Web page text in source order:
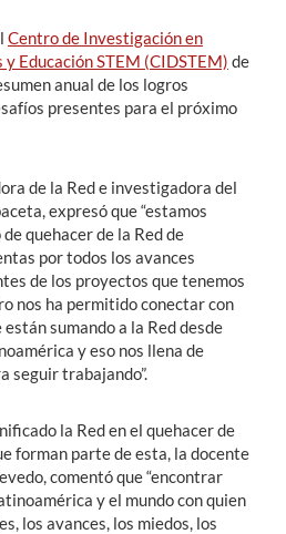
Centro de Investigación en
Educación STEM (CIDSTEM) de
anual de los logros
presentes para el próximo
de la Red e investigadora del
expresó que “estamos
quehacer de la Red de
por todos los avances
de los proyectos que tenemos
nos ha permitido conectar con
sumando a la Red desde
y eso nos llena de
seguir trabajando”.
la Red en el quehacer de
forman parte de esta, la docente
comentó que “encontrar
y el mundo con quien
los avances, los miedos, los